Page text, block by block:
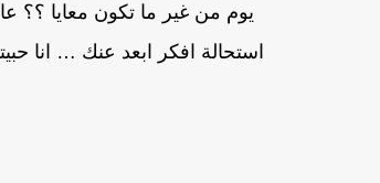
يوم من غير ما تكون معايا ؟؟
استحالة افكر ابعد عنك … انا